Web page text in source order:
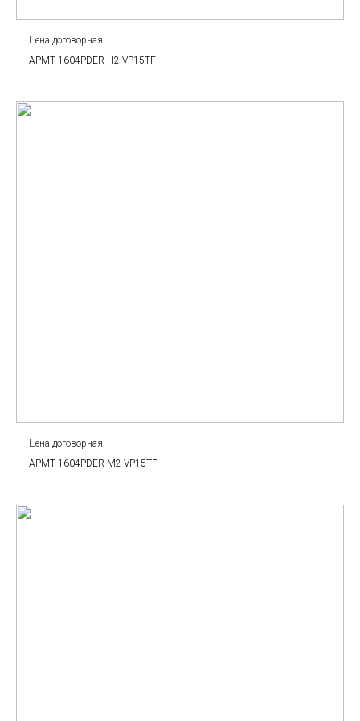
Цена договорная
APMT 1604PDER-H2 VP15TF
Цена договорная
APMT 1604PDER-M2 VP15TF